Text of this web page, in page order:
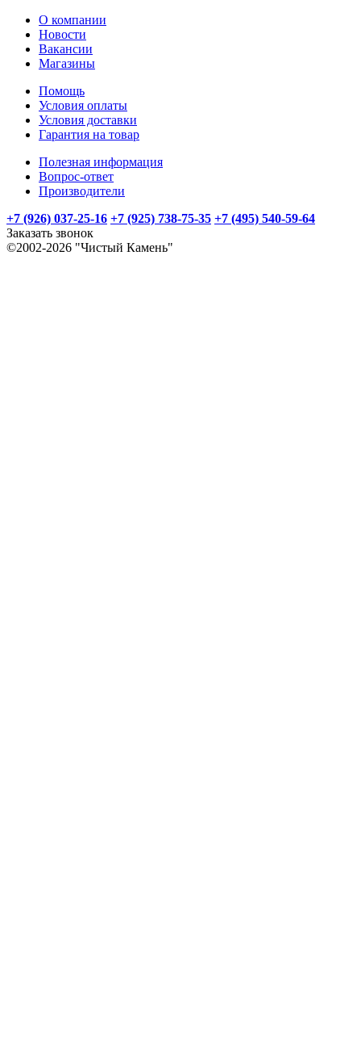
О компании
Новости
Вакансии
Магазины
Помощь
Условия оплаты
Условия доставки
Гарантия на товар
Полезная информация
Вопрос-ответ
Производители
+7 (926) 037-25-16 +7 (925) 738-75-35 +7 (495) 540-59-64
Заказать звонок
©2002-2026 "Чистый Камень"